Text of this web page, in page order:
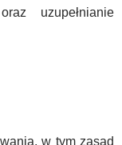
uzupełnianie
w tym zasad